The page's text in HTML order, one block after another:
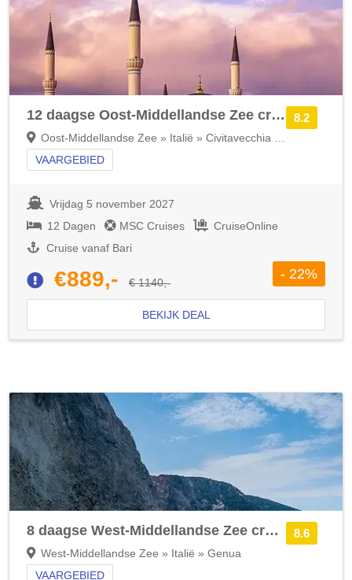
8.2
12 daagse Oost-Middellandse Zee cruise met de MSC Splendida
Oost-Middellandse Zee » Italië » Civitavecchia (Rome)
VAARGEBIED
Vrijdag 5 november 2027
12 Dagen
MSC Cruises
CruiseOnline
Cruise vanaf Bari
€889,- € 1140,-
- 22%
BEKIJK DEAL
8.6
8 daagse West-Middellandse Zee cruise met de MSC World Asia
West-Middellandse Zee » Italië » Genua
VAARGEBIED